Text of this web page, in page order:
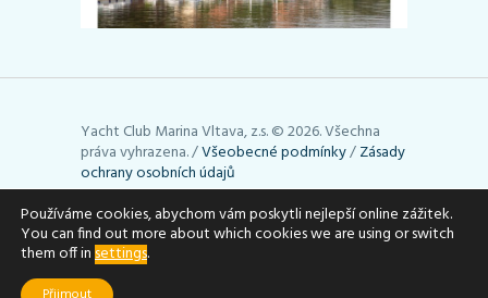
Yacht Club Marina Vltava, z.s. © 2026. Všechna
práva vyhrazena. /Všeobecné podmínky/Zásady
ochrany osobních údajů
Stránky používají cookies. Využívání cookies lze
upravit podle toho, jak potřebujete (např. je
můžete vymazat). Podrobné informace uvádí
stránky
Používáme cookies, abychom vám poskytli nejlepší online zážitek.
You can find out more about which cookies we are using or switch
them off insettings.